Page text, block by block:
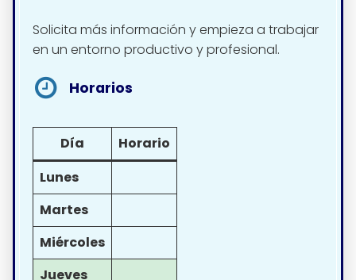
Solicita más información y empieza a trabajar
en un entorno productivo y profesional.
Horarios
Día
Horario
Lunes
Martes
Miércoles
Jueves